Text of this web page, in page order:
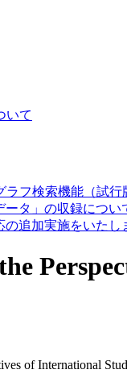
いて
ラフ検索機能（試
ータ」の収録につい
の追加実施をいたし
of International